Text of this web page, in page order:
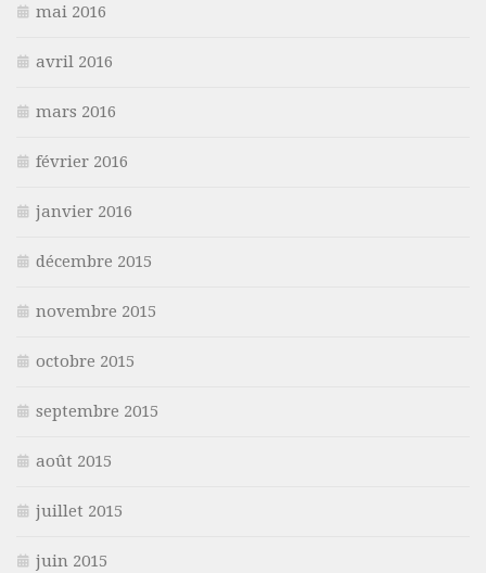
mai 2016
avril 2016
mars 2016
février 2016
janvier 2016
décembre 2015
novembre 2015
octobre 2015
septembre 2015
août 2015
juillet 2015
juin 2015